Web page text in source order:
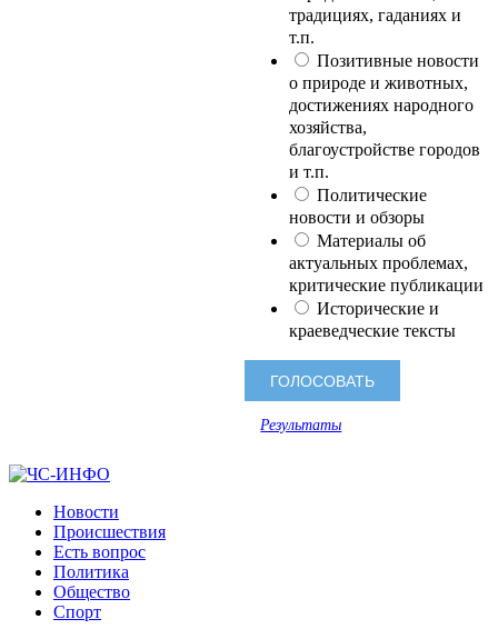
традициях, гаданиях и
т.п.
Позитивные новости
о природе и животных,
достижениях народного
хозяйства,
благоустройстве городов
и т.п.
Политические
новости и обзоры
Материалы об
актуальных проблемах,
критические публикации
Исторические и
краеведческие тексты
Результаты
Новости
Происшествия
Есть вопрос
Политика
Общество
Спорт